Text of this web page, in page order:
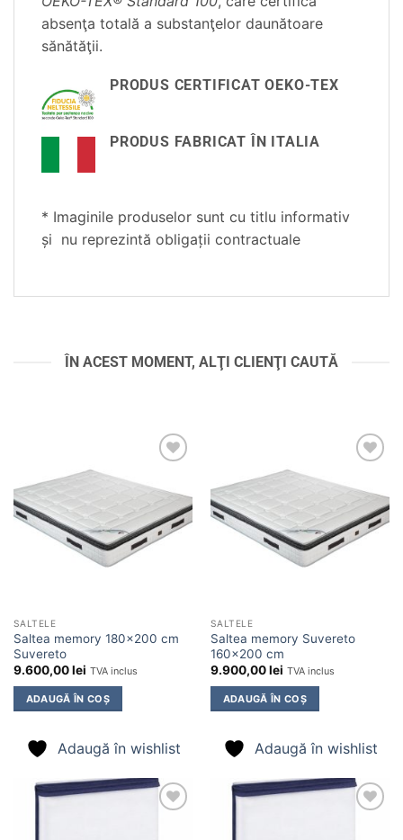
absenţa totală a substanţelor daunătoare
sănătăţii.
PRODUS CERTIFICAT OEKO-TEX
PRODUS FABRICAT ÎN ITALIA
* Imaginile produselor sunt cu titlu informativ
și nu reprezintă obligații contractuale
ÎN ACEST MOMENT, ALŢI CLIENŢI CAUTĂ
în
wishlist
SALTELE
Saltea memory 180×200 cm
Suvereto
9.600,00lei TVA inclus
ADAUGĂ ÎN COȘ
Adaugă în wishlist
în
wishlist
SALTELE
Saltea memory Suvereto
160×200 cm
9.900,00lei TVA inclus
ADAUGĂ ÎN COȘ
Adaugă în wishlist